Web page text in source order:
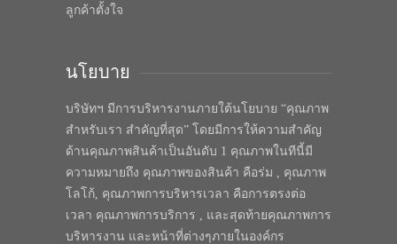
ลูกค้าตั้งใจ
นโยบาย
บริษัทฯ มีการบริหารงานภายใต้นโยบาย “คุณภาพ
สำหรับเรา สำคัญที่สุด” โดยมีการให้ความสำคัญ
ด้านคุณภาพสินค้าเป็นอันดับ 1 คุณภาพในทีนี้มี
ความหมายถึง คุณภาพของสินค้า คือร่ม , คุณภาพ
โลโก้, คุณภาพการบริหารเวลา คือการตรงต่อ
เวลา คุณภาพการบริการ , และสุดท้ายคุณภาพการ
บริหารงาน และหน้าที่ต่างๆภายในองค์กร